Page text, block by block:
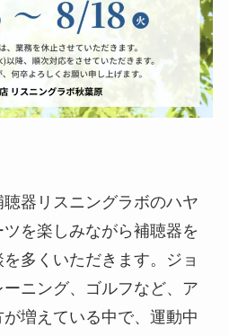
器リスニングラボのハヤ
を楽しみながら補聴器を
多くいただきます。ジョ
ニング、ゴルフなど、ア
増えている中で、運動中